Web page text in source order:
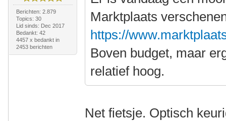
Berichten: 2.879
Topics: 30
Lid sinds: Dec 2017
Bedankt: 42
4457 x bedankt in
2453 berichten
Marktplaats
https://
Boven budget, maar
relatief hoog.
Net fietsje. Optisch